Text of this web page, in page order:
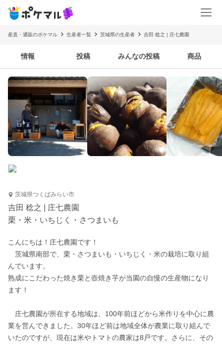
産直・通販のポケマル 生産者一覧 茨城県の生産者 吉田 稔之 | 庄七農園
情報 投稿 みんなの投稿 商品
茨城県つくばみらい市
吉田 稔之 | 庄七農園
栗・米・いちじく・さつまいも
こんにちは！庄七農園です！
茨城県南部で、栗・さつまいも・いちじく・米の栽培に取り組
んでいます。
熟成にこだわった焼き栗と壺焼き芋が当園の自慢の生産物になり
ます！
庄七農園が所在する地域は、100年前ほどから米作りを中心に農
業を営んできました。30年ほど前は地域全体が農業に取り組んで
いたのですが、現在は米やトマトの農家は8戸です。さらに、その